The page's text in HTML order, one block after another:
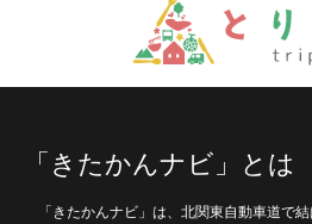
「きたかんナビ」とは
「きたかんナビ」は、北関東自動車道で